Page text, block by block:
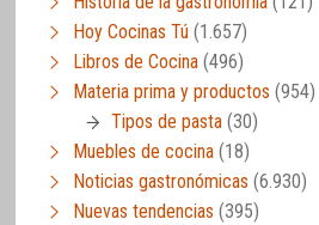
Hoy Cocinas Tú (1.657)
Libros de Cocina (496)
Materia prima y productos (954)
Tipos de pasta (30)
Muebles de cocina (18)
Noticias gastronómicas (6.930)
Nuevas tendencias (395)